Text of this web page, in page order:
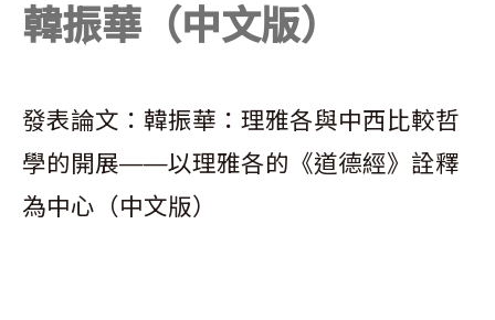
韓振華（中文版）
發表論文：韓振華：理雅各與中西比較哲
學的開展——以理雅各的《道德經》詮釋
為中心（中文版）